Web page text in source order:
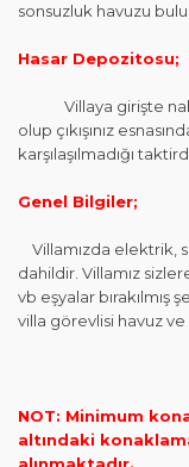
sonsuzluk havuzu
Hasar Depozitosu;
Villaya girişte nakit
olup çıkışınız
karşılaşılmadığı
Genel Bilgiler;
Villamızda elektrik,
dahildir. Villamız
vb eşyalar
villa görevlisi havuz ve
NOT: Minimum
altındaki